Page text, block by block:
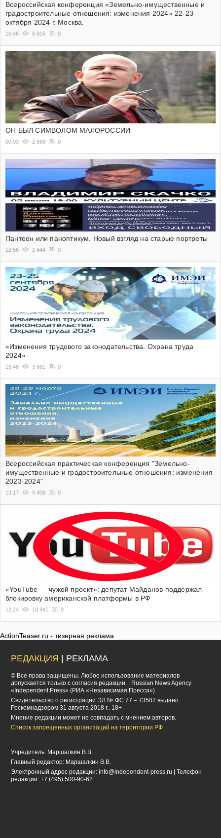
Всероссийская конференция «Земельно-имущественные и
градостроительные отношения: изменения 2024» 22-23
октября 2024 г. Москва.
10:48 6 816 0
ОН БЫЛ СИМВОЛОМ МАЛОРОССИИ
00:03 2 568 0
Пантеон или паноптикум. Новый взгляд на старые портреты
12:56 2 444 0
«Изменения трудового законодательства. Охрана труда
2024»
13:48 3 681 0
Всероссийская практическая конференция "Земельно-
имущественные и градостроительные отношения: изменения
2023-2024"
13:17 9 408 0
«YouTube — чужой проект»: депутат Майданов поддержал
блокировку американской платформы в РФ
12:24 18 941 0
ActionTeaser.ru - тизерная реклама
РЕДАКЦИЯ | РЕКЛАМА
© Все права защищены. Любое использование материалов
допускается только с согласия редакции. | Russian News Agency
«Independent Press» (РИА «Независимая Пресса»)
Cвидетельство о регистрации ЭЛ № ФС 77 – 73507 выдано
Роскомнадзором 31 августа 2018 г.. 18+
Мнение редакции может не совпадать с мнением авторов.
Список запрещенных организаций на территории РФ
Учредитель: Маршалкин В.В.
Главный редактор: Маршалкин В.В.
Электронный адрес редакции:info@independent-press.ru
| Телефон
редакции: +7 (495) 500-90-62